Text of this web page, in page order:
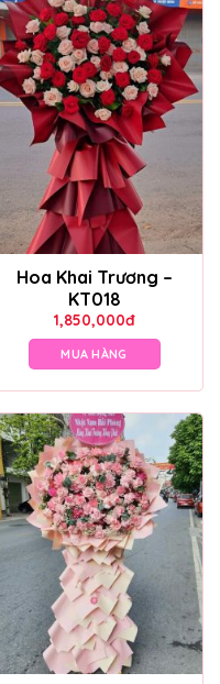
Hoa Khai Trương –
KT018
1,850,000đ
MUA HÀNG